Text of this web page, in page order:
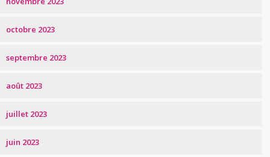
octobre 2023
septembre 2023
août 2023
juillet 2023
juin 2023